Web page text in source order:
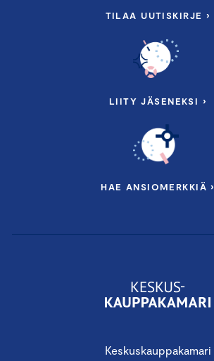
Keskuskauppakamari
TILAA UUTISKIRJE ›
LIITY JÄSENEKSI ›
HAE ANSIOMERKKIÄ ›